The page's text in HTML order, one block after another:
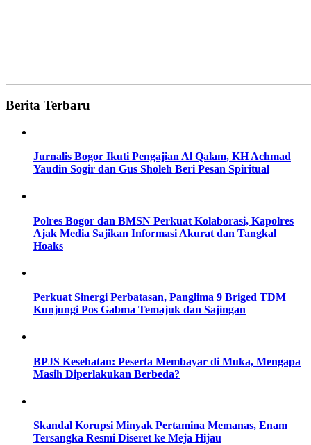
Berita Terbaru
Jurnalis Bogor Ikuti Pengajian Al Qalam, KH Achmad
Yaudin Sogir dan Gus Sholeh Beri Pesan Spiritual
Polres Bogor dan BMSN Perkuat Kolaborasi, Kapolres
Ajak Media Sajikan Informasi Akurat dan Tangkal
Hoaks
Perkuat Sinergi Perbatasan, Panglima 9 Briged TDM
Kunjungi Pos Gabma Temajuk dan Sajingan
BPJS Kesehatan: Peserta Membayar di Muka, Mengapa
Masih Diperlakukan Berbeda?
Skandal Korupsi Minyak Pertamina Memanas, Enam
Tersangka Resmi Diseret ke Meja Hijau